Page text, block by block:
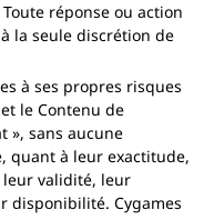
réponse ou action
la seule discrétion de
à ses propres risques
le Contenu de
», sans aucune
quant à leur exactitude,
validité, leur
disponibilité. Cygames